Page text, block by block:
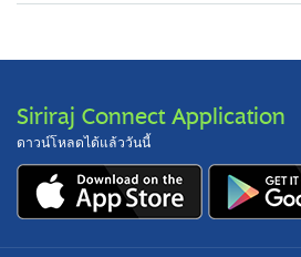
Siriraj Connect Application
ดาวน์โหลดได้แล้ววันนี้